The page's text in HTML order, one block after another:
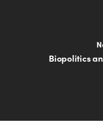
Biopolitics